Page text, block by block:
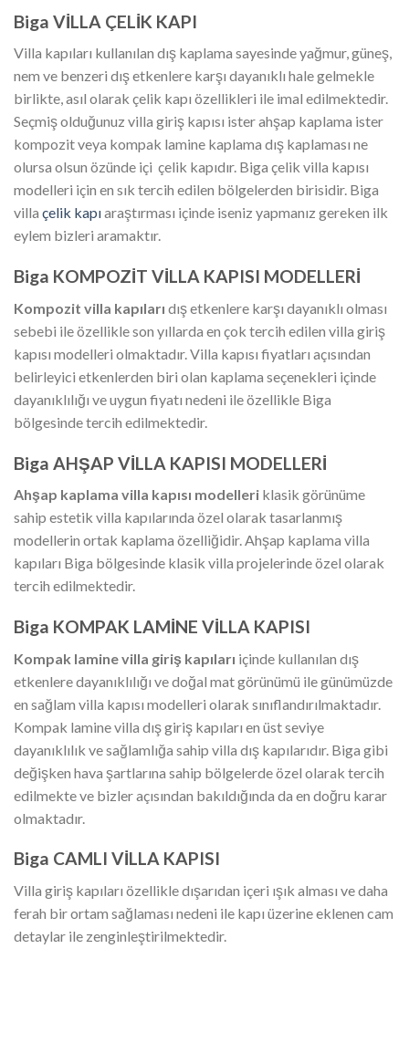
Biga VİLLA ÇELİK KAPI
Villa kapıları kullanılan dış kaplama sayesinde yağmur, güneş,
nem ve benzeri dış etkenlere karşı dayanıklı hale gelmekle
birlikte, asıl olarak çelik kapı özellikleri ile imal edilmektedir.
Seçmiş olduğunuz villa giriş kapısı ister ahşap kaplama ister
kompozit veya kompak lamine kaplama dış kaplaması ne
olursa olsun özünde içi çelik kapıdır. Biga çelik villa kapısı
modelleri için en sık tercih edilen bölgelerden birisidir. Biga
villa çelik kapıaraştırması içinde iseniz yapmanız gereken ilk
eylem bizleri aramaktır.
Biga KOMPOZİT VİLLA KAPISI MODELLERİ
Kompozit villa kapıları dış etkenlere karşı dayanıklı olması
sebebi ile özellikle son yıllarda en çok tercih edilen villa giriş
kapısı modelleri olmaktadır. Villa kapısı fiyatları açısından
belirleyici etkenlerden biri olan kaplama seçenekleri içinde
dayanıklılığı ve uygun fiyatı nedeni ile özellikle Biga
bölgesinde tercih edilmektedir.
Biga AHŞAP VİLLA KAPISI MODELLERİ
Ahşap kaplama villa kapısı modelleri klasik görünüme
sahip estetik villa kapılarında özel olarak tasarlanmış
modellerin ortak kaplama özelliğidir. Ahşap kaplama villa
kapıları Biga bölgesinde klasik villa projelerinde özel olarak
tercih edilmektedir.
Biga KOMPAK LAMİNE VİLLA KAPISI
Kompak lamine villa giriş kapıları içinde kullanılan dış
etkenlere dayanıklılığı ve doğal mat görünümü ile günümüzde
en sağlam villa kapısı modelleri olarak sınıflandırılmaktadır.
Kompak lamine villa dış giriş kapıları en üst seviye
dayanıklılık ve sağlamlığa sahip villa dış kapılarıdır. Biga gibi
değişken hava şartlarına sahip bölgelerde özel olarak tercih
edilmekte ve bizler açısından bakıldığında da en doğru karar
olmaktadır.
Biga CAMLI VİLLA KAPISI
Villa giriş kapıları özellikle dışarıdan içeri ışık alması ve daha
ferah bir ortam sağlaması nedeni ile kapı üzerine eklenen cam
detaylar ile zenginleştirilmektedir.